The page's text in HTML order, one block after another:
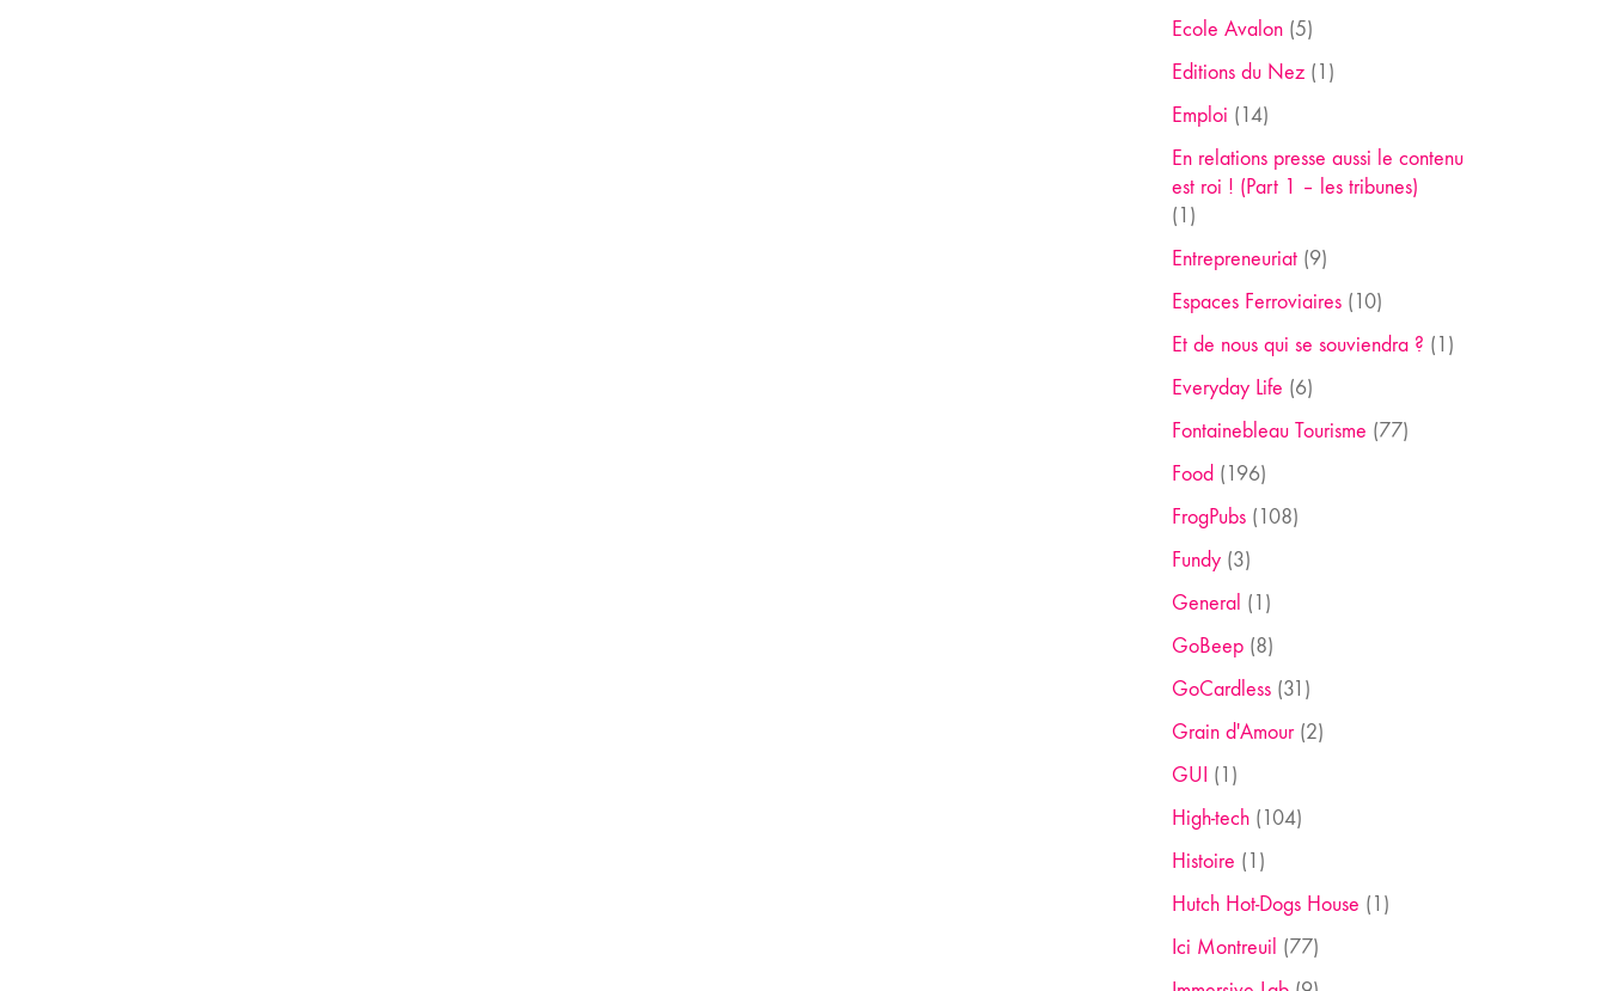
Ecole Avalon(5)
Editions du Nez(1)
Emploi (14)
En relations presse aussi le contenu
est roi ! (Part 1 – les tribunes)
(1)
Entrepreneuriat(9)
Espaces Ferroviaires(10)
Et de nous qui se souviendra ? (1)
Everyday Life (6)
Fontainebleau Tourisme (77)
Food (196)
FrogPubs(108)
Fundy(3)
General (1)
GoBeep(8)
GoCardless(31)
Grain d'Amour(2)
GUI (1)
High-tech(104)
Histoire (1)
Hutch Hot-Dogs House (1)
Ici Montreuil (77)